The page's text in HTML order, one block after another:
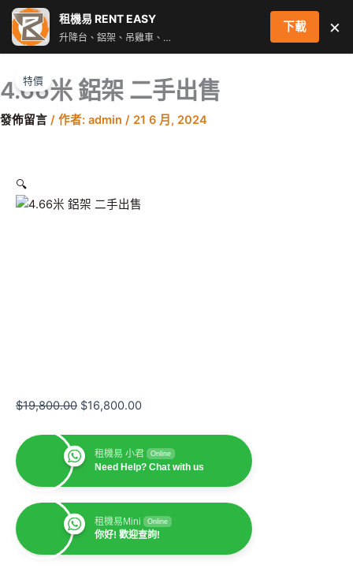
內
容
4.66米 鋁架 二手出售
發佈留言 / 作者: admin / 21 6 月, 2024
特價
🔍
$19,800.00
始
價
格：
$16,800.00
前
價
格：
租機易 小君 Online
Need Help? Chat with us
租機易Mini Online
你好! 歡迎查詢!
米
鋁
二
數
量
租機易 RENT EASY
升降台、鋁架、吊雞車、街燈車 即時叫車配對服務
下載 ×